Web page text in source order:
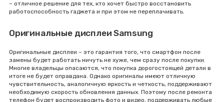
– отличное решение для тех, кто хочет быстро восстановить
работоспособность гаджета и при этом не переплачивать.
Оригинальные дисплеи Samsung
Оригинальные дисплеи – это гарантия того, что смартфон после
замены будет работать ничуть не хуже, чем сразу после покупки.
Многие владельцы опасаются, что покупка дорогостоящей детали в
итоге не будет оправдана. Однако оригиналы имеют отличную
чувствительность, аналогичную яркость и четкость, поддерживают
необходимую скорость обновления данных. Поэтому после ремонта
телефон будет воспроизводить фото и видео, поддерживать любые